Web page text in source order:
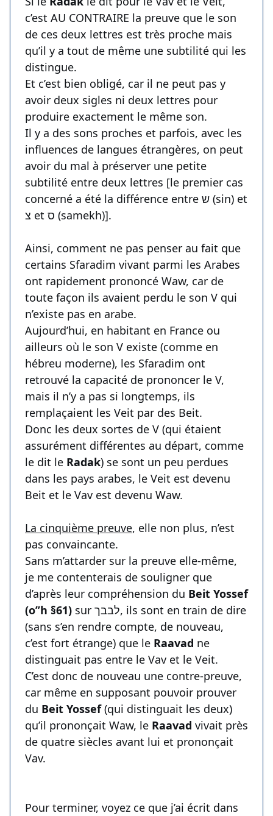
c’est AU CONTRAIRE la preuve que le son
de ces deux lettres est très proche mais
qu’il y a tout de même une subtilité qui les
distingue.
Et c’est bien obligé, car il ne peut pas y
avoir deux sigles ni deux lettres pour
produire exactement le même son.
Il y a des sons proches et parfois, avec les
influences de langues étrangères, on peut
avoir du mal à préserver une petite
subtilité entre deux lettres [le premier cas
concerné a été la différence entre ש (sin) et
צ et ס (samekh)].
Ainsi, comment ne pas penser au fait que
certains Sfaradim vivant parmi les Arabes
ont rapidement prononcé Waw, car de
toute façon ils avaient perdu le son V qui
n’existe pas en arabe.
Aujourd’hui, en habitant en France ou
ailleurs où le son V existe (comme en
hébreu moderne), les Sfaradim ont
retrouvé la capacité de prononcer le V,
mais il n’y a pas si longtemps, ils
remplaçaient les Veit par des Beit.
Donc les deux sortes de V (qui étaient
assurément différentes au départ, comme
le dit le Radak) se sont un peu perdues
dans les pays arabes, le Veit est devenu
Beit et le Vav est devenu Waw.
La cinquième preuve, elle non plus, n’est
pas convaincante.
Sans m’attarder sur la preuve elle-même,
je me contenterais de souligner que
d’après leur compréhension du Beit Yossef
(o’’h §61) sur לבבך, ils sont en train de dire
(sans s’en rendre compte, de nouveau,
c’est fort étrange) que le Raavad ne
distinguait pas entre le Vav et le Veit.
C’est donc de nouveau une contre-preuve,
car même en supposant pouvoir prouver
du Beit Yossef(qui distinguait les deux)
qu’il prononçait Waw, le Raavad vivait près
de quatre siècles avant lui et prononçait
Vav.
Pour terminer, voyez ce que j’ai écrit dans